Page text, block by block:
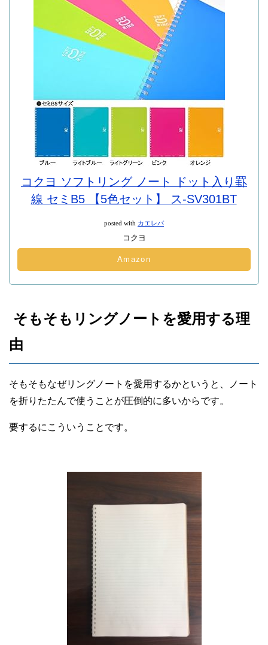
コクヨ ソフトリング ノート ドット入り罫
線 セミB5 【5色セット】 ス-SV301BT
posted with カエレバ
コクヨ
Amazon
そもそもリングノートを愛用する理
由
そもそもなぜリングノートを愛用するかというと、ノート
を折りたたんで使うことが圧倒的に多いからです。
要するにこういうことです。